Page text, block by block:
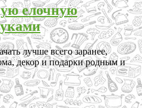
елочную
лучше всего заранее,
декор и подарки родным и